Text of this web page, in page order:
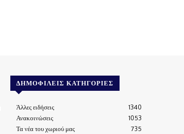
ΔΗΜΟΦΙΛΕΊΣ ΚΑΤΗΓΟΡΊΕΣ
Άλλες ειδήσεις
1340
Ανακοινώσεις
1053
Τα νέα του χωριού μας
735